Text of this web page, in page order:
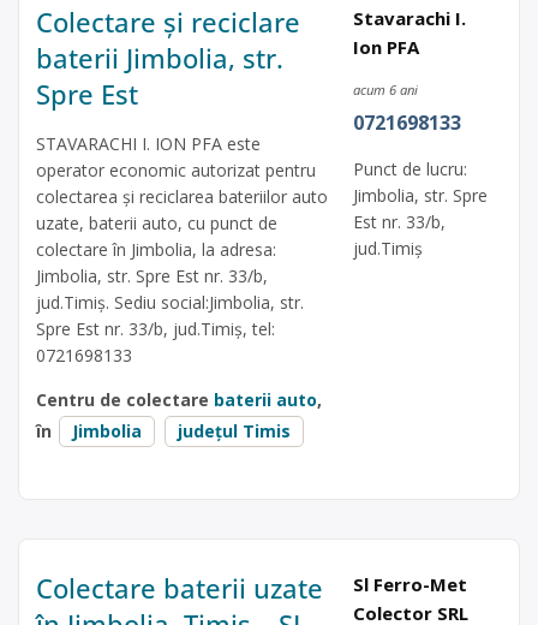
Colectare și reciclare
baterii Jimbolia, str.
Spre Est
STAVARACHI I. ION PFA este
operator economic autorizat pentru
colectarea și reciclarea bateriilor auto
uzate, baterii auto, cu punct de
colectare în Jimbolia, la adresa:
Jimbolia, str. Spre Est nr. 33/b,
jud.Timiș. Sediu social:Jimbolia, str.
Spre Est nr. 33/b, jud.Timiș, tel:
0721698133
Centru de colectare baterii auto,
în
Jimbolia județul Timis
Stavarachi I.
Ion PFA
acum 6 ani
0721698133
Punct de lucru:
Jimbolia, str. Spre
Est nr. 33/b,
jud.Timiș
Colectare baterii uzate
Sl Ferro-Met
Colector SRL